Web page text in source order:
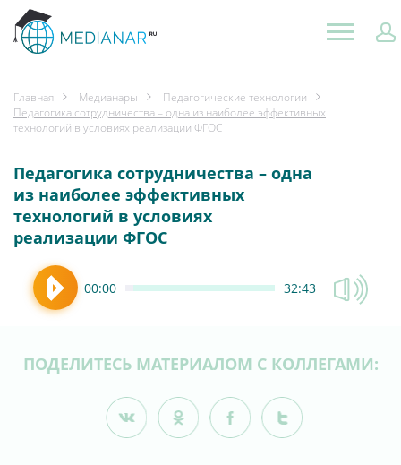
Главная Медианары
Педагогические технологии
Педагогика сотрудничества – одна из наиболее эффективных
технологий в условиях реализации ФГОС
Педагогика сотрудничества – одна
из наиболее эффективных
технологий в условиях
реализации ФГОС
00:00 32:43
ПОДЕЛИТЕСЬ МАТЕРИАЛОМ С КОЛЛЕГАМИ: